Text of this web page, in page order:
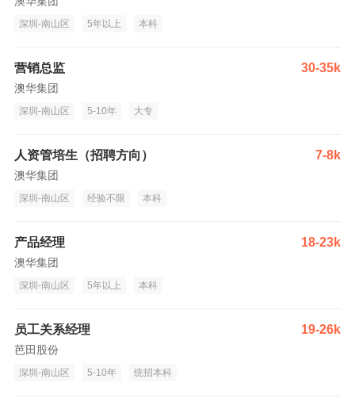
深圳-南山区 5年以上 本科
营销总监 30-35k
澳华集团
深圳-南山区 5-10年 大专
人资管培生（招聘方向） 7-8k
澳华集团
深圳-南山区 经验不限 本科
产品经理 18-23k
澳华集团
深圳-南山区 5年以上 本科
员工关系经理 19-26k
芭田股份
深圳-南山区 5-10年 统招本科